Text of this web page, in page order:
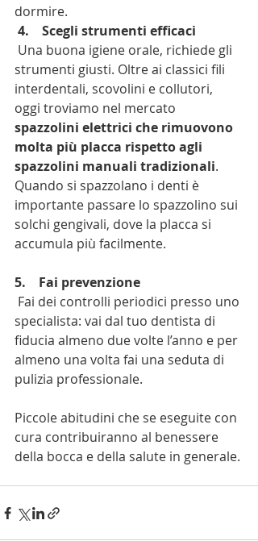
dormire.
4.    Scegli strumenti efficaci
strumenti giusti. Oltre ai classici fili
interdentali, scovolini e collutori,
oggi troviamo nel mercato
spazzolini elettrici che rimuovono
molta più placca rispetto agli
spazzolini manuali tradizionali.
Quando si spazzolano i denti è
importante passare lo spazzolino sui
solchi gengivali, dove la placca si
accumula più facilmente.
5.    Fai prevenzione
specialista: vai dal tuo dentista di
fiducia almeno due volte l’anno e per
almeno una volta fai una seduta di
pulizia professionale.
Piccole abitudini che se eseguite con
cura contribuiranno al benessere
della bocca e della salute in generale.